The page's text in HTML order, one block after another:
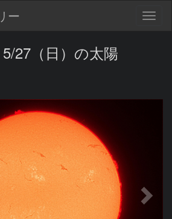
ー
5/27（日）の太陽